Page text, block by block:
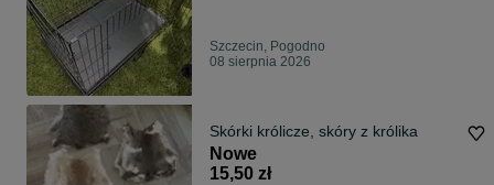
Szczecin, Pogodno
08 sierpnia 2026
Skórki królicze, skóry z królika
Nowe
15,50 zł